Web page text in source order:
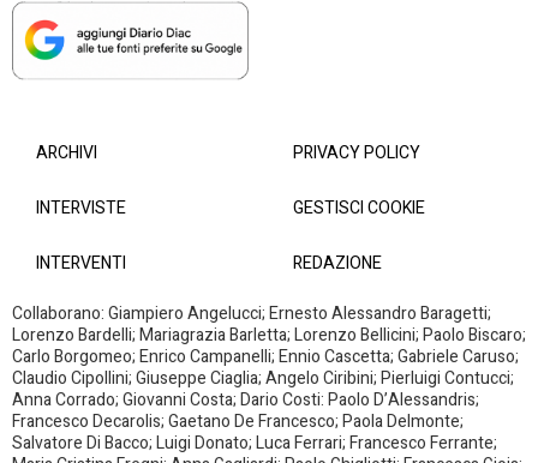
ARCHIVI
INTERVISTE
INTERVENTI
PRIVACY POLICY
GESTISCI COOKIE
REDAZIONE
Collaborano: Giampiero Angelucci; Ernesto Alessandro Baragetti;
Lorenzo Bardelli; Mariagrazia Barletta; Lorenzo Bellicini; Paolo Biscaro;
Carlo Borgomeo; Enrico Campanelli; Ennio Cascetta; Gabriele Caruso;
Claudio Cipollini; Giuseppe Ciaglia; Angelo Ciribini; Pierluigi Contucci;
Anna Corrado; Giovanni Costa; Dario Costi: Paolo D’Alessandris;
Francesco Decarolis; Gaetano De Francesco; Paola Delmonte;
Salvatore Di Bacco; Luigi Donato; Luca Ferrari; Francesco Ferrante;